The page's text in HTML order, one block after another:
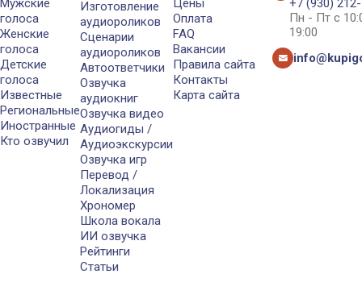
Мужские
голоса
Женские
голоса
Детские
голоса
Известные
Региональные
Иностранные
Кто озвучил
Изготовление
аудиороликов
Сценарии
аудиороликов
Автоответчики
Озвучка
аудиокниг
Озвучка видео
Аудиогиды /
Аудиоэкскурсии
Озвучка игр
Перевод /
Локализация
Хрономер
Школа вокала
ИИ озвучка
Рейтинги
Статьи
Цены
Оплата
FAQ
Вакансии
Правила сайта
Контакты
Карта сайта
+7 (930)
Пн - Пт с
19:00